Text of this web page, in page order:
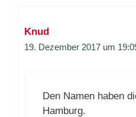
Knud
19. Dezember 2017 um
Den Namen haben
Hamburg.